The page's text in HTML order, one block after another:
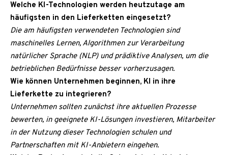
Welche KI-Technologien werden heutzutage am
häufigsten in den Lieferketten eingesetzt?
Die am häufigsten verwendeten Technologien sind
maschinelles Lernen, Algorithmen zur Verarbeitung
natürlicher Sprache (NLP) und prädiktive Analysen, um die
betrieblichen Bedürfnisse besser vorherzusagen.
Wie können Unternehmen beginnen, KI in ihre
Lieferkette zu integrieren?
Unternehmen sollten zunächst ihre aktuellen Prozesse
bewerten, in geeignete KI-Lösungen investieren, Mitarbeiter
in der Nutzung dieser Technologien schulen und
Partnerschaften mit KI-Anbietern eingehen.